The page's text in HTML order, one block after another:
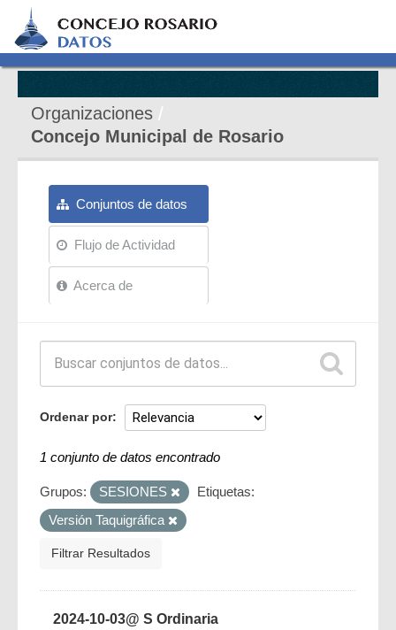
Organizaciones
Concejo Municipal de Rosario
Conjuntos de datos
Flujo de Actividad
Acerca de
Ordenar por
1 conjunto de datos encontrado
Grupos: SESIONES
Etiquetas:
Versión Taquigráfica
Filtrar Resultados
2024-10-03@ S Ordinaria